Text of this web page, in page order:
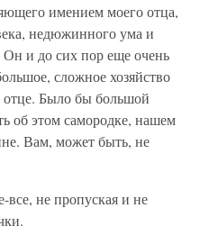
имением моего отца,
недюжинного ума и
Он и до сих пор еще очень
сложное хозяйство
отце. Было бы большой
об этом самородке, нашем
Вам, может быть, не
не пропуская и не